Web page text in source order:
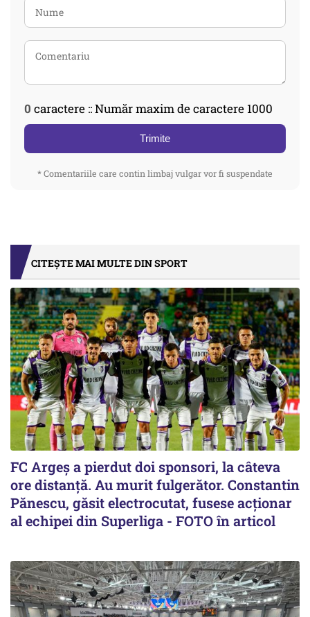
0 caractere :: Număr maxim de caractere 1000
Trimite
* Comentariile care contin limbaj vulgar vor fi suspendate
CITEȘTE MAI MULTE DIN SPORT
FC Argeș a pierdut doi sponsori, la câteva
ore distanță. Au murit fulgerător. Constantin
Pănescu, găsit electrocutat, fusese acționar
al echipei din Superliga - FOTO în articol